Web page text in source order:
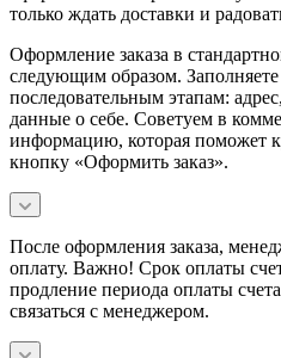
только ждать доставки и
Оформление заказа в
следующим образом.
последовательным этапам:
данные о себе. Советуем в
информацию, которая поможет
кнопку «Оформить заказ».
После оформления заказа,
оплату. Важно! Срок оплаты
продление периода оплаты
связаться с менеджером.